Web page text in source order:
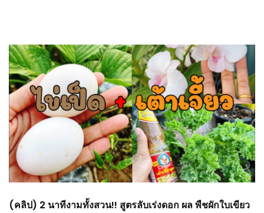
(คลิป) 2 นาทีงามทั้งสวน!! สูตรลับเร่งดอก ผล พืชผักใบเขียว